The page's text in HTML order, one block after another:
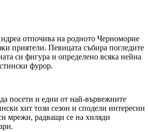
отпочива на родното Черноморие
приятели. Певицата събира погледите
си фигура и определено всяка нейна
фурор.
посети и едни от най-вървежните
хит този сезон и сподели интересни
мрежи, радващи се на хиляди